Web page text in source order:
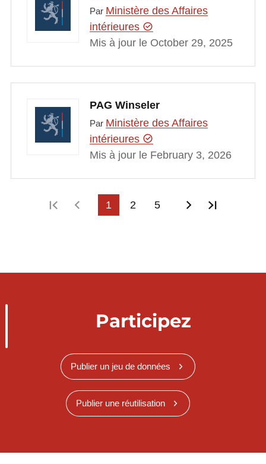
Par Ministère des Affaires
intérieures
Mis à jour le October 29, 2025
PAG Winseler
Par Ministère des Affaires
intérieures
Mis à jour le February 3, 2026
Première page
Page précédente
1 2 5 Page
Participez
Publier un jeu de données
Publier une réutilisation